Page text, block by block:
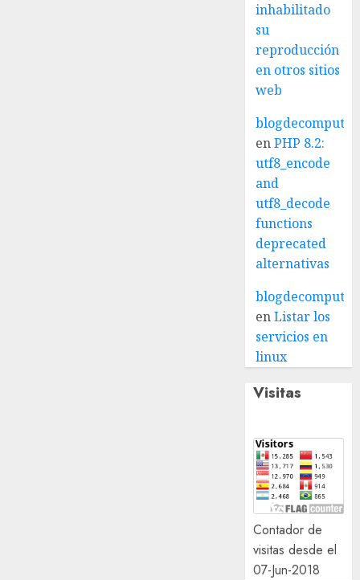
inhabilitado
su
reproducción
en otros sitios
web
enPHP 8.2:
utf8_encode
and
utf8_decode
functions
deprecated
alternativas
enListar los
servicios en
linux
Visitas
Contador de
visitas desde el
07-Jun-2018